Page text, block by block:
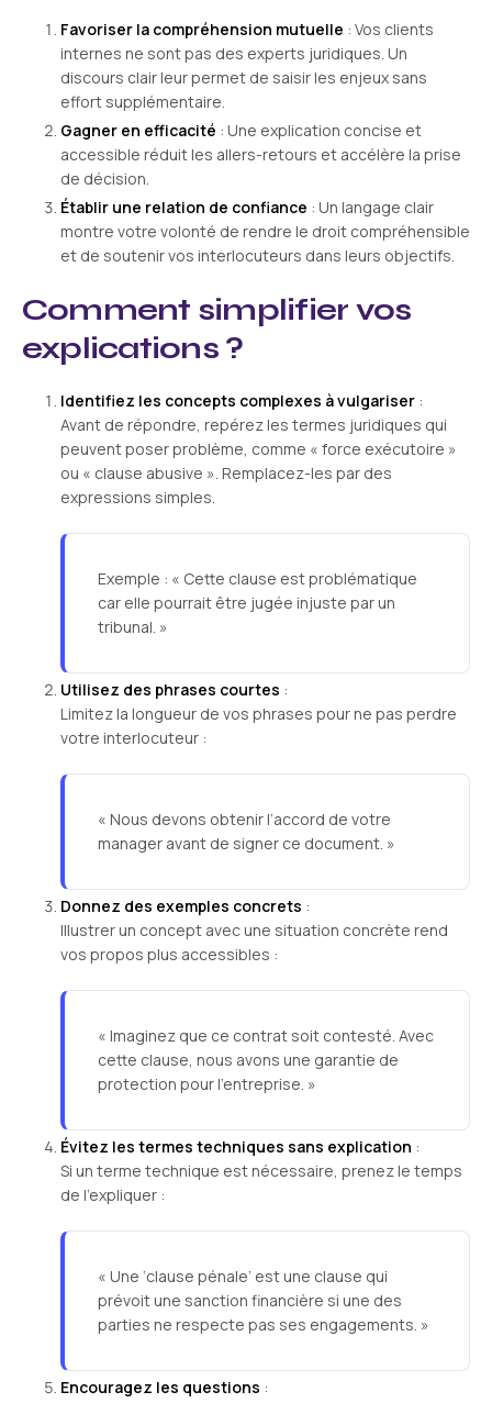
Favoriser la compréhension mutuelle : Vos clients
internes ne sont pas des experts juridiques. Un
discours clair leur permet de saisir les enjeux sans
effort supplémentaire.
Gagner en efficacité : Une explication concise et
accessible réduit les allers-retours et accélère la prise
de décision.
Établir une relation de confiance : Un langage clair
montre votre volonté de rendre le droit compréhensible
et de soutenir vos interlocuteurs dans leurs objectifs.
Comment simplifier vos
explications ?
Identifiez les concepts complexes à vulgariser :
Avant de répondre, repérez les termes juridiques qui
peuvent poser problème, comme « force exécutoire »
ou « clause abusive ». Remplacez-les par des
expressions simples.
Exemple : « Cette clause est problématique
car elle pourrait être jugée injuste par un
tribunal. »
Utilisez des phrases courtes :
Limitez la longueur de vos phrases pour ne pas perdre
votre interlocuteur :
« Nous devons obtenir l’accord de votre
manager avant de signer ce document. »
Donnez des exemples concrets :
Illustrer un concept avec une situation concrète rend
vos propos plus accessibles :
« Imaginez que ce contrat soit contesté. Avec
cette clause, nous avons une garantie de
protection pour l’entreprise. »
Évitez les termes techniques sans explication :
Si un terme technique est nécessaire, prenez le temps
de l’expliquer :
« Une ‘clause pénale’ est une clause qui
prévoit une sanction financière si une des
parties ne respecte pas ses engagements. »
Encouragez les questions :